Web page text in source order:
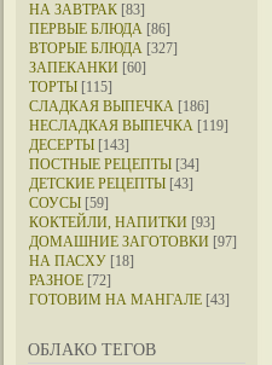
НА ЗАВТРАК [83]
ПЕРВЫЕ БЛЮДА [86]
ВТОРЫЕ БЛЮДА [327]
ЗАПЕКАНКИ [60]
ТОРТЫ [115]
СЛАДКАЯ ВЫПЕЧКА [186]
НЕСЛАДКАЯ ВЫПЕЧКА [119]
ДЕСЕРТЫ [143]
ПОСТНЫЕ РЕЦЕПТЫ [34]
ДЕТСКИЕ РЕЦЕПТЫ [43]
СОУСЫ [59]
КОКТЕЙЛИ, НАПИТКИ [93]
ДОМАШНИЕ ЗАГОТОВКИ [97]
НА ПАСХУ [18]
РАЗНОЕ [72]
ГОТОВИМ НА МАНГАЛЕ [43]
ОБЛАКО ТЕГОВ